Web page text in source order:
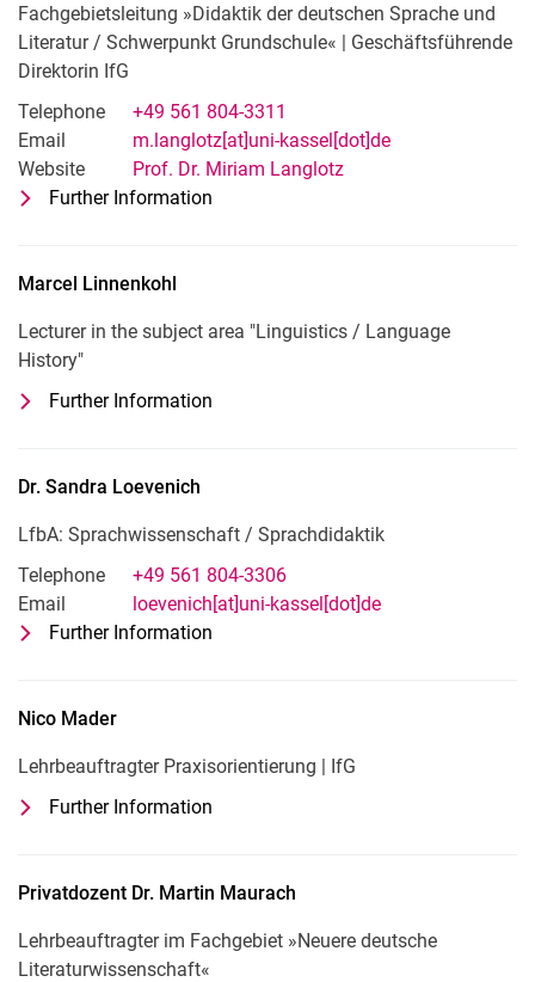
Fachgebietsleitung »Didaktik der deutschen Sprache und
Literatur / Schwerpunkt Grundschule« | Geschäftsführende
Direktorin IfG
Telephone
+49 561 804-3311
Email
m.langlotz[at]uni-kassel[dot]de
Website
Prof. Dr. Miriam Langlotz
Further Information
Marcel Linnenkohl
Lecturer in the subject area "Linguistics / Language
History"
Further Information
Dr. Sandra Loevenich
LfbA: Sprachwissenschaft /​ Sprachdidaktik
Telephone
+49 561 804-3306
Email
loevenich[at]uni-kassel[dot]de
Further Information
Nico Mader
Lehrbeauftragter Praxisorientierung | IfG
Further Information
Privatdozent Dr. Martin Maurach
Lehrbeauftragter im Fachgebiet »Neuere deutsche
Literaturwissenschaft«